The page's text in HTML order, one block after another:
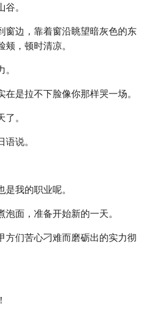
。
窗边，靠着窗沿眺望暗灰色的东
，顿时清凉。
是拉不下脸像你那样哭一场。
。
说。
我的职业呢。
面，准备开始新的一天。
方们苦心刁难而磨砺出的实力彻